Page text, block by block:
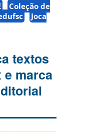
Coleção de
Joca
textos
marca